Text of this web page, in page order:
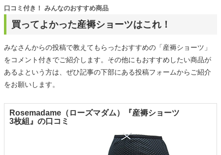
買ってよかった産褥ショーツはこれ！
口コミ付き！ みんなのおすすめ商品
みなさんからの投稿で教えてもらったおすすめの「産褥ショーツ」
をコメント付きでご紹介します。その他にもおすすめしたい商品が
あるよという方は、ぜひ記事の下部にある投稿フォームからご紹介
をお願いします。
Rosemadame（ローズマダム）『産褥ショーツ
3枚組』の口コミ